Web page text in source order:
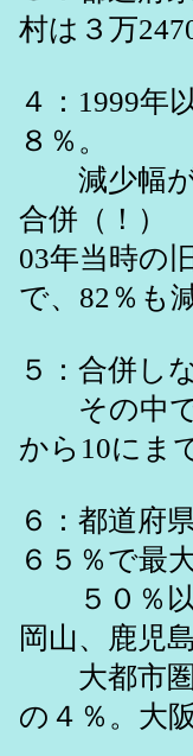
村は３万
４：1999年
８％。
減少幅が
合併（！）
03年当時の
で、82％も
５：合併し
その中で
から10にま
６：都道府
６５％で最大
５０％以
岡山、鹿
大都市圏
の４％。大